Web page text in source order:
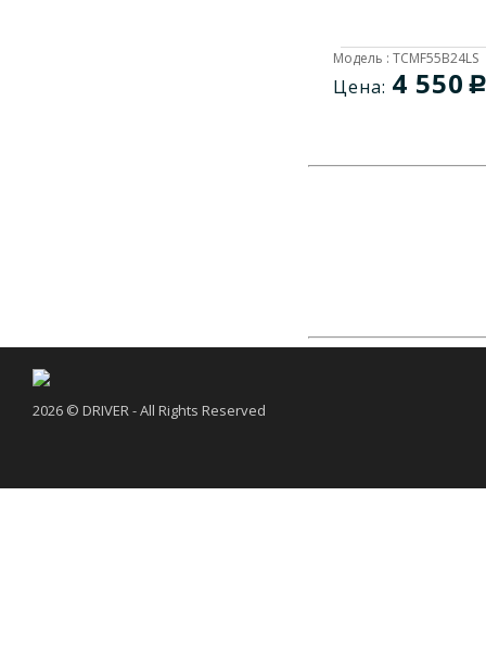
Цена: 4 550
Модель : TCMF55B24LS
2026 © DRIVER - All Rights Reserved